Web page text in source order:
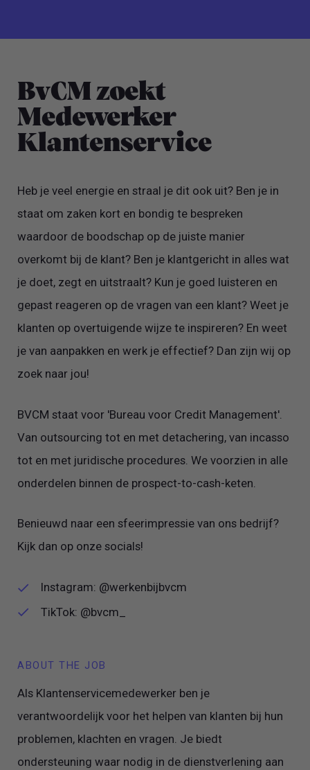
BvCM zoekt
Medewerker
Klantenservice
Heb je veel energie en straal je dit ook uit? Ben je in
staat om zaken kort en bondig te bespreken
waardoor de boodschap op de juiste manier
overkomt bij de klant? Ben je klantgericht in alles wat
je doet, zegt en uitstraalt? Kun je goed luisteren en
gepast reageren op de vragen van een klant? Weet je
klanten op overtuigende wijze te inspireren? En weet
je van aanpakken en werk je effectief? Dan zijn wij op
zoek naar jou!
BVCM staat voor 'Bureau voor Credit Management'.
Van outsourcing tot en met detachering, van incasso
tot en met juridische procedures. We voorzien in alle
onderdelen binnen de prospect-to-cash-keten.
Benieuwd naar een sfeerimpressie van ons bedrijf?
Kijk dan op onze socials!
Instagram: @werkenbijbvcm
TikTok: @bvcm_
ABOUT THE JOB
Als Klantenservicemedewerker ben je
verantwoordelijk voor het helpen van klanten bij hun
problemen, klachten en vragen. Je biedt
ondersteuning waar nodig in de dienstverlening aan